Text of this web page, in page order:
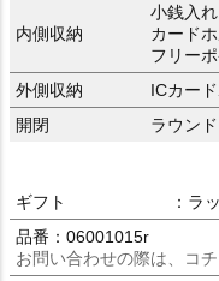
内側収納
小銭入れ
カード
フリー
外側収納
ICカー
開閉
ラウン
ギフト
：ラ
品番：06001015r
お問い合わせの際は、コ